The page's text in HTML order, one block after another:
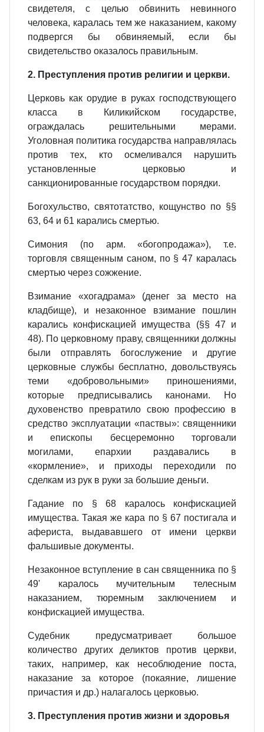
свидетеля, с целью обвинить невинного
человека, каралась тем же наказанием, какому
подвергся бы обвиняемый, если бы
свидетельство оказалось правильным.
2. Преступления против религии и церкви.
Церковь как орудие в руках господствующего
класса в Киликийском государстве,
ограждалась решительными мерами.
Уголовная политика государства направлялась
против тех, кто осмеливался нарушить
установленные церковью и
санкционированные государством порядки.
Богохульство, святотатство, кощунство по §§
63, 64 и 61 карались смертью.
Симония (по арм. «богопродажа»), т.е.
торговля священным саном, по § 47 каралась
смертью через сожжение.
Взимание «хогадрама» (денег за место на
кладбище), и незаконное взимание пошлин
карались конфискацией имущества (§§ 47 и
48). По церковному праву, священники должны
были отправлять богослужение и другие
церковные службы бесплатно, довольствуясь
теми «добровольными» приношениями,
которые предписывались канонами. Но
духовенство превратило свою профессию в
средство эксплуатации «паствы»: священники
и епископы бесцеремонно торговали
могилами, епархии раздавались в
«кормление», и приходы переходили по
сделкам из рук в руки за большие деньги.
Гадание по § 68 каралось конфискацией
имущества. Такая же кара по § 67 постигала и
афериста, выдававшего от имени церкви
фальшивые документы.
Незаконное вступление в сан священника по §
49' каралось мучительным телесным
наказанием, тюремным заключением и
конфискацией имущества.
Судебник предусматривает большое
количество других деликтов против церкви,
таких, например, как несоблюдение поста,
наказание за которое (покаяние, лишение
причастия и др.) налагалось церковью.
3. Преступления против жизни и здоровья